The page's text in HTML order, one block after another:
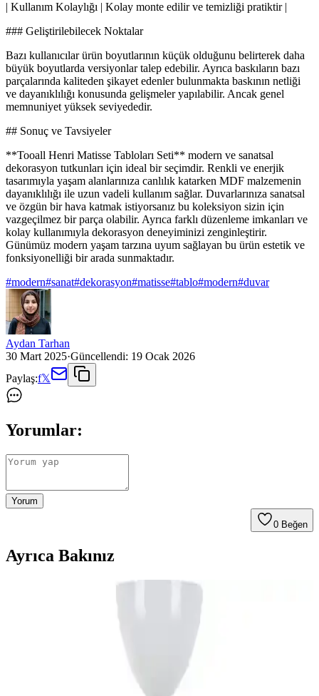
| Kullanım Kolaylığı | Kolay monte edilir ve temizliği pratiktir |
### Geliştirilebilecek Noktalar
Bazı kullanıcılar ürün boyutlarının küçük olduğunu belirterek daha
büyük boyutlarda versiyonlar talep edebilir. Ayrıca baskıların bazı
parçalarında kaliteden şikayet edenler bulunmakta baskının netliği
ve dayanıklılığı konusunda gelişmeler yapılabilir. Ancak genel
memnuniyet yüksek seviyededir.
## Sonuç ve Tavsiyeler
**Tooall Henri Matisse Tabloları Seti** modern ve sanatsal
dekorasyon tutkunları için ideal bir seçimdir. Renkli ve enerjik
tasarımıyla yaşam alanlarınıza canlılık katarken MDF malzemenin
dayanıklılığı ile uzun vadeli kullanım sağlar. Duvarlarınıza sanatsal
ve özgün bir hava katmak istiyorsanız bu koleksiyon sizin için
vazgeçilmez bir parça olabilir. Ayrıca farklı düzenleme imkanları ve
kolay kullanımıyla dekorasyon deneyiminizi zenginleştirir.
Günümüz modern yaşam tarzına uyum sağlayan bu ürün estetik ve
fonksiyonelliği bir arada sunmaktadır.
#modern#sanat#dekorasyon#matisse#tablo#modern#duvar
Aydan Tarhan
30 Mart 2025·Güncellendi: 19 Ocak 2026
Paylaş:f𝕏
Yorumlar:
Yorum
0 Beğen
Ayrıca Bakınız
Yemek Odasında Modern ve Rustik Tarzlarla
modern ve rustik mobilyaların dengeli birleşimini sağlar. Bütçe ve
ikinci el seçenekler de değerlendirilmelidir.